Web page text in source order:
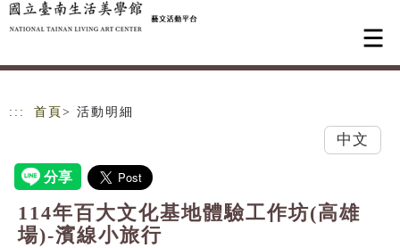
跳到主要內容
網站導覽
::: 首頁 > 活動明細
中文
114年百大文化基地體驗工作坊(高雄
場)-濱線小旅行